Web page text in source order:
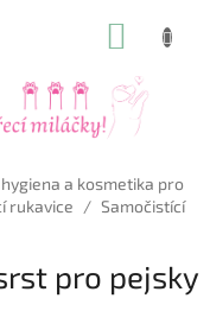
a kosmetika pro
rukavice / Samočistící
pro pejsky